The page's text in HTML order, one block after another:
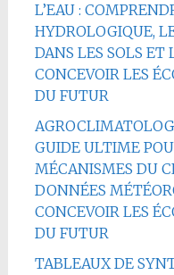
L’EAU :
HYDROLOGIQUE,
DANS LES SOLS ET
CONCEVOIR LES
DU FUTUR
GUIDE ULTIME
MÉCANISMES DU
DONNÉES
CONCEVOIR LES
DU FUTUR
TABLEAUX DE